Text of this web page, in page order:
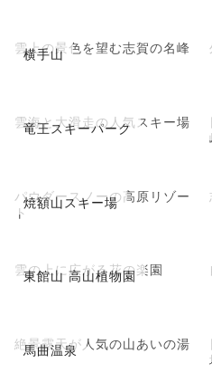
横手山
雲上の景色を望む志賀の名峰
竜王スキーパーク
雲海と大滑走の人気スキー場
焼額山スキー場
パウダースノーの高原リゾー
ト
東館山 高山植物園
雲の上に広がる花の楽園
馬曲温泉
絶景露天が人気の山あいの湯